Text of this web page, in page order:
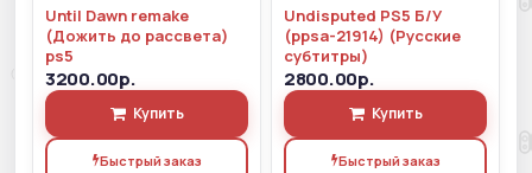
Until Dawn remake
(Дожить до рассвета)
ps5
3200.00р.
Купить
Быстрый заказ
Undisputed PS5 Б/У
(ppsa-21914) (Русские
субтитры)
2800.00р.
Купить
Быстрый заказ